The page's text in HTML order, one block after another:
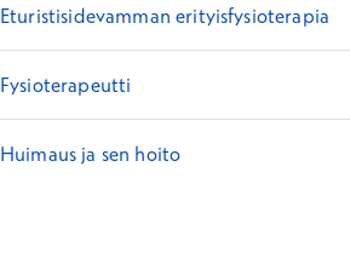
Eturistisidevamman erityisfysioterapia
Fysioterapeutti
Huimaus ja sen hoito